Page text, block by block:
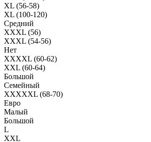
XL (56-58)
XL (100-120)
Средний
XXXL (56)
XXXL (54-56)
Нет
XXXXL (60-62)
XXL (60-64)
Большой
Семейный
XXXXXL (68-70)
Евро
Малый
Большой
L
XXL